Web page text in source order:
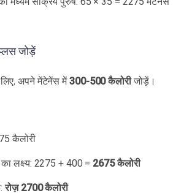
जोड़ें
अपने मेंटेनेंस में300-500 कैलोरीजोड़ें।
कैलोरी
लक्ष्य: 2275 + 400 = 2675 कैलोरी
रोज़ 2700 कैलोरी